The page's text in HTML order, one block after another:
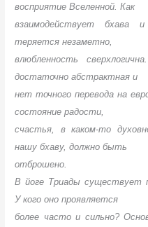
восприятие Вселенной. Как
взаимодействует бхава
теряется незаметно,
влюбленность
достаточно абстрактная и
нет точного перевода на
состояние радости,
счастья, в каком-то
нашу бхаву, должно быть
отброшено.
В йоге Триады существует
У кого оно проявляется
более часто и сильно?